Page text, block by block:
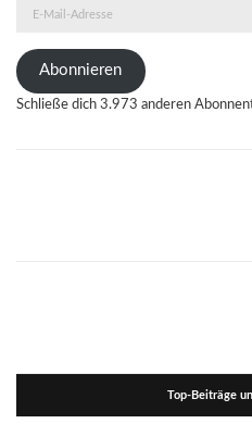
Adresse
Abonnieren
Schließe dich 3.973 anderen
Top-Beiträge